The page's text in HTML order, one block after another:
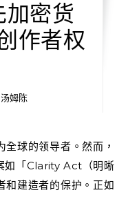
加密货
作者权
汤姆陈
如「Clarity Act（明晰
和建造者的保护。正如